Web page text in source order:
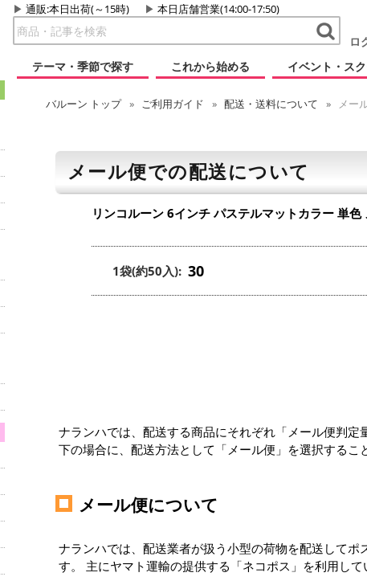
通販:本日出荷(～15時) 本日店舗営業(14:00-17:50)
ロ
テーマ・季節で探す
これから始める イベント・ス
バルーン トップ ご利用ガイド 配送・送料について メー
メール便での配送について
リンコルーン 6インチ パステルマットカラー 単色
1袋(約50入): 30
ナランハでは、配送する商品にそれぞれ「メール便判
下の場合に、配送方法として「メール便」を選択するこ
メール便について
ナランハでは、配送業者が扱う小型の荷物を配送してポ
す。 主にヤマト運輸の提供する「ネコポス」を利用して